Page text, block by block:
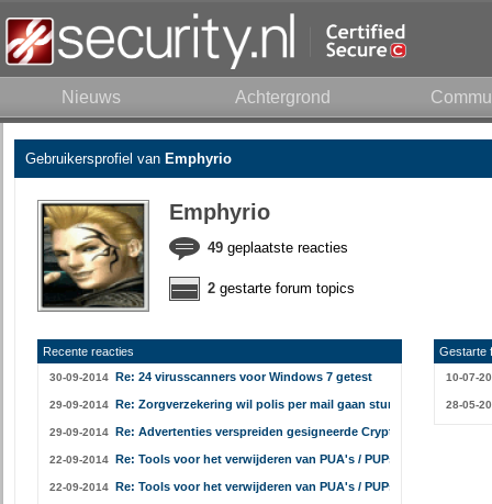
Nieuws Achtergrond
Gebruikersprofiel van Emphyrio
Emphyrio
49geplaatste reacties
2gestarte forum topics
Recente reacties
30-09-2014 Re: 24 virusscanners voor Windows 7 getest
29-09-2014 Re: Zorgverzekering wil polis per mail gaan sturen
29-09-2014 Re: Advertenties verspreiden gesigneerde Cryptowall-
22-09-2014 Re: Tools voor het verwijderen van PUA's / PUPs
22-09-2014 Re: Tools voor het verwijderen van PUA's / PUPs
Gestarte
10-07-
28-05-